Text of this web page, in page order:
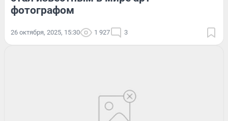
фотографом
26 октября, 2025, 15:30 1 927 3